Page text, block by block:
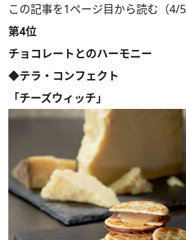
この記事を1ページ目から読む（4/5
第4位
チョコレートとのハーモニー
◆テラ・コンフェクト
「チーズウィッチ」